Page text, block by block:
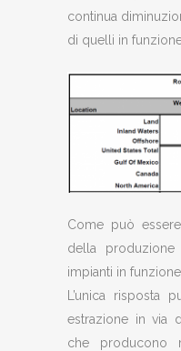
continua
di quelli in
Come può
della
impianti in
L’unica
estrazione in via
che producono